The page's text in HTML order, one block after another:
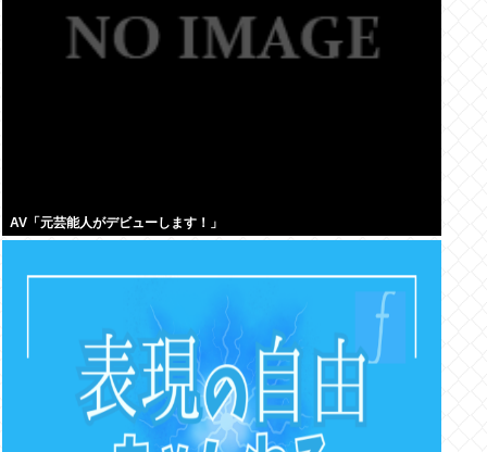
AV「元芸能人がデビューします！」